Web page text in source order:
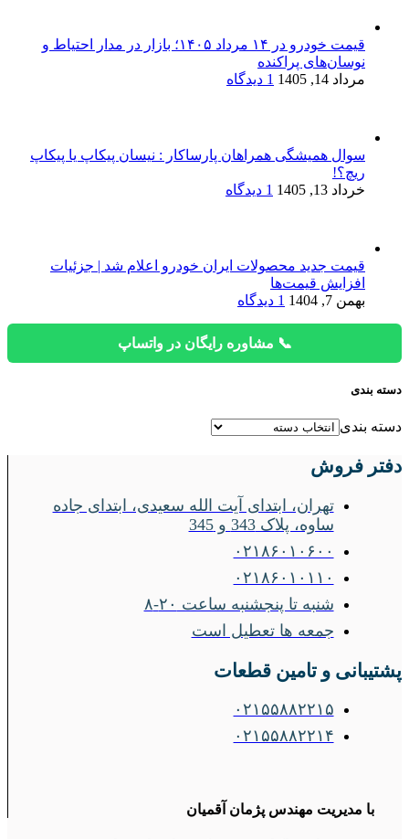
قیمت خودرو در ۱۴ مرداد ۱۴۰۵؛ بازار در مدار احتیاط و
نوسان‌های پراکنده
مرداد 14, 1405
1 دیدگاه
سوال همیشگی همراهان پارساکار : نیسان پیکاپ یا پیکاپ
ریچ؟!
خرداد 13, 1405
1 دیدگاه
قیمت جدید محصولات ایران خودرو اعلام شد | جزئیات
افزایش قیمت‌ها
بهمن 7, 1404
1 دیدگاه
📞 مشاوره رایگان در واتساپ
دسته بندی
دسته بندی
دفتر فروش
تهران، ابتدای آیت الله سعیدی، ابتدای جاده
ساوه، پلاک 343 و 345
۰۲۱۸۶۰۱۰۶۰۰
۰۲۱۸۶۰۱۰۱۱۰
شنبه تا پنجشنبه ساعت ۲۰-۸
جمعه ها تعطیل است
پشتیبانی و تامین قطعات
۰۲۱۵۵۸۸۲۲۱۵
۰۲۱۵۵۸۸۲۲۱۴
با مدیریت مهندس پژمان آقمیان